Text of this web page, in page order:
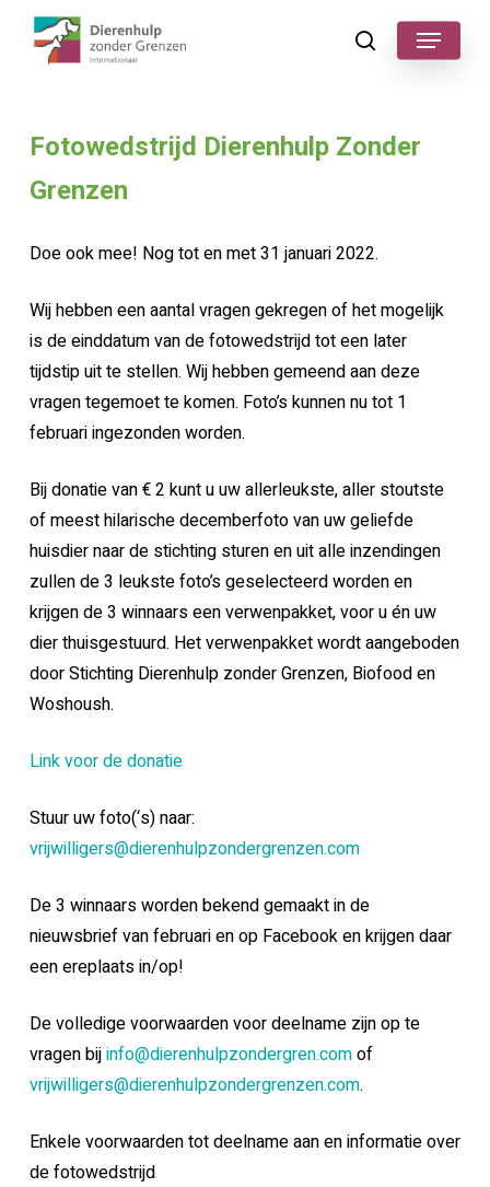
search
Menu
Fotowedstrijd Dierenhulp Zonder
Grenzen
Doe ook mee! Nog tot en met 31 januari 2022.
Wij hebben een aantal vragen gekregen of het mogelijk
is de einddatum van de fotowedstrijd tot een later
tijdstip uit te stellen. Wij hebben gemeend aan deze
vragen tegemoet te komen. Foto’s kunnen nu tot 1
februari ingezonden worden.
Bij donatie van € 2 kunt u uw allerleukste, aller stoutste
of meest hilarische decemberfoto van uw geliefde
huisdier naar de stichting sturen en uit alle inzendingen
zullen de 3 leukste foto’s geselecteerd worden en
krijgen de 3 winnaars een verwenpakket, voor u én uw
dier thuisgestuurd. Het verwenpakket wordt aangeboden
door Stichting Dierenhulp zonder Grenzen, Biofood en
Woshoush.
Link voor de donatie
Stuur uw foto(‘s) naar:
vrijwilligers@dierenhulpzondergrenzen.com
De 3 winnaars worden bekend gemaakt in de
nieuwsbrief van februari en op Facebook en krijgen daar
een ereplaats in/op!
De volledige voorwaarden voor deelname zijn op te
vragen bijinfo@dierenhulpzondergren.comof
vrijwilligers@dierenhulpzondergrenzen.com.
Enkele voorwaarden tot deelname aan en informatie over
de fotowedstrijd